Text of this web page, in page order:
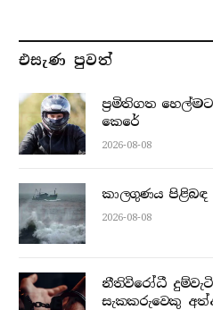
එසැණ පුව​ත්
ප්‍රමිතිගත
කෙරේ
2026-08-08
කාලගුණය පිළිබඳ
2026-08-08
නීතිවිරෝධී
සැකකරුවෙකු